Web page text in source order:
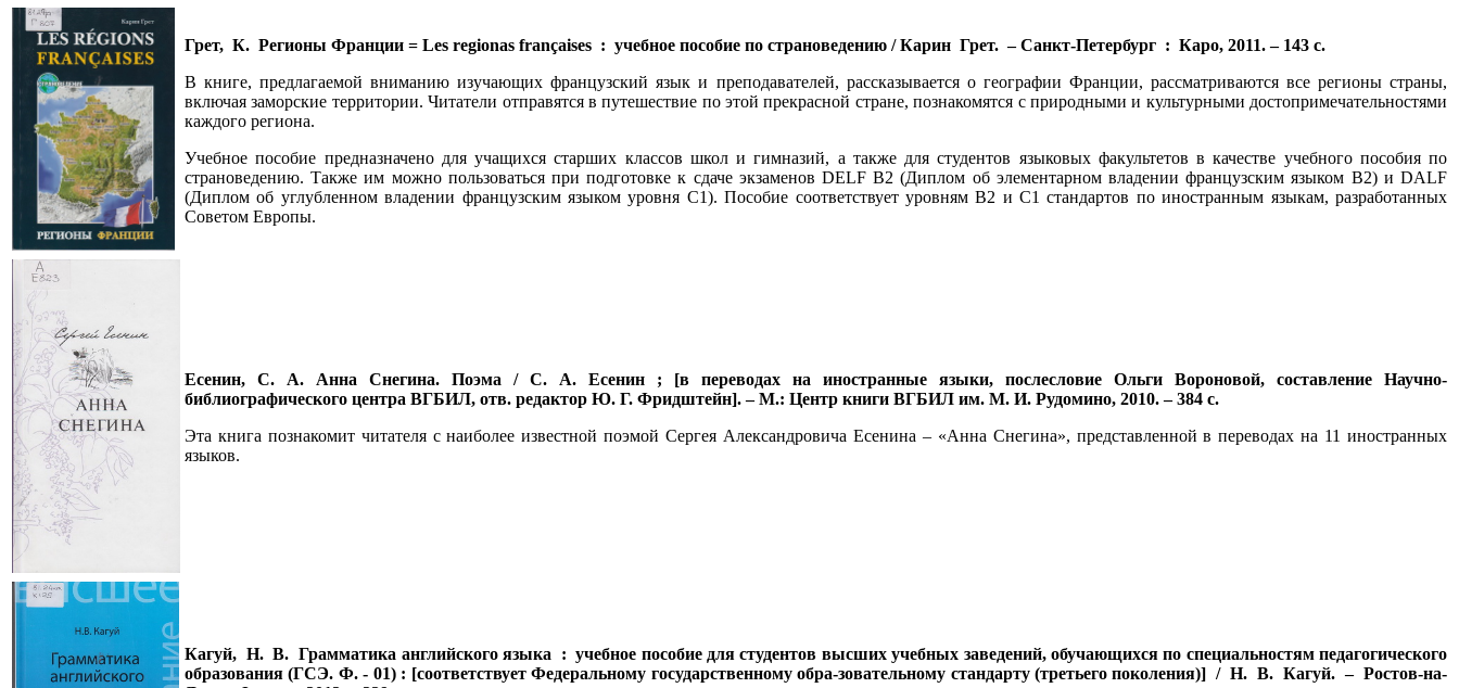
Грет, К. Регионы Франции = Les regionas françaises : учебное пособие по страноведению / Карин Грет. – Санкт-Петербург : Каро, 2011. – 143 с.
В книге, предлагаемой вниманию изучающих французский язык и преподавателей, рассказывается о географии Франции, рассматриваются все регионы страны,
включая заморские территории. Читатели отправятся в путешествие по этой прекрасной стране, познакомятся с природными и культурными достопримечательностями
каждого региона.
Учебное пособие предназначено для учащихся старших классов школ и гимназий, а также для студентов языковых факультетов в качестве учебного пособия по
страноведению. Также им можно пользоваться при подготовке к сдаче экзаменов DELF B2 (Диплом об элементарном владении французским языком B2) и DALF
(Диплом об углубленном владении французским языком уровня С1). Пособие соответствует уровням В2 и С1 стандартов по иностранным языкам, разработанных
Советом Европы.
Есенин, С. А. Анна Снегина. Поэма / С. А. Есенин ; [в переводах на иностранные языки, послесловие Ольги Вороновой, составление Научно-
библиографического центра ВГБИЛ, отв. редактор Ю. Г. Фридштейн]. – М.: Центр книги ВГБИЛ им. М. И. Рудомино, 2010. – 384 с.
Эта книга познакомит читателя с наиболее известной поэмой Сергея Александровича Есенина – «Анна Снегина», представленной в переводах на 11 иностранных
языков.
Кагуй, Н. В. Грамматика английского языка : учебное пособие для студентов высших учебных заведений, обучающихся по специальностям педагогического
образования (ГСЭ. Ф. - 01) : [соответствует Федеральному государственному обра-зовательному стандарту (третьего поколения)] / Н. В. Кагуй. – Ростов-на-